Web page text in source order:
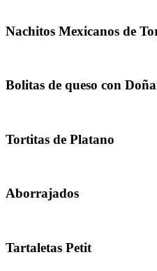
Nachitos Mexicanos de
Bolitas de queso con
Tortitas de Platano
Aborrajados
Tartaletas Petit